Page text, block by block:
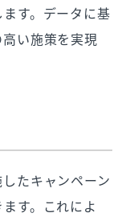
す。データに基
い施策を実現
たキャンペーン
す。これによ